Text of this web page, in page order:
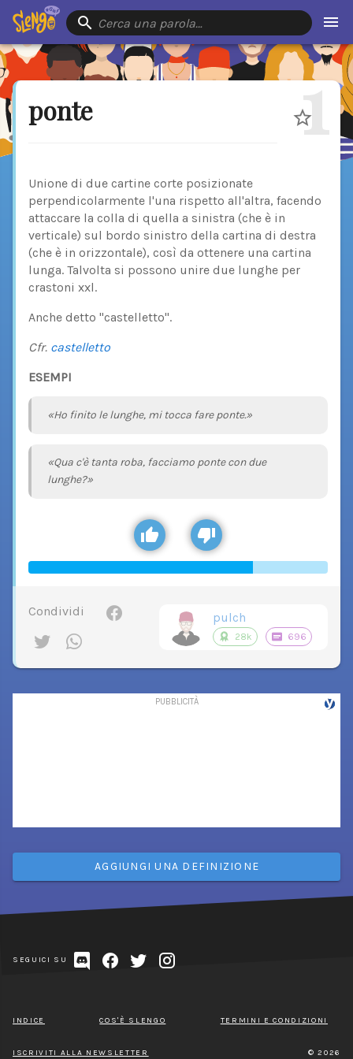
Cerca una parola…
ponte 1
Unione di due cartine corte posizionate
perpendicolarmente l'una rispetto all'altra, facendo
attaccare la colla di quella a sinistra (che è in
verticale) sul bordo sinistro della cartina di destra
(che è in orizzontale), così da ottenere una cartina
lunga. Talvolta si possono unire due lunghe per
crastoni xxl.
Anche detto "castelletto".
Cfr. castelletto
ESEMPI
«Ho finito le lunghe, mi tocca fare ponte.»
«Qua c'è tanta roba, facciamo ponte con due
lunghe?»
Condividi pulch
28k 696
AGGIUNGI UNA DEFINIZIONE
SEGUICI SU
INDICE COS'È SLENGO TERMINI E CONDIZIONI
ISCRIVITI ALLA NEWSLETTER © 2026